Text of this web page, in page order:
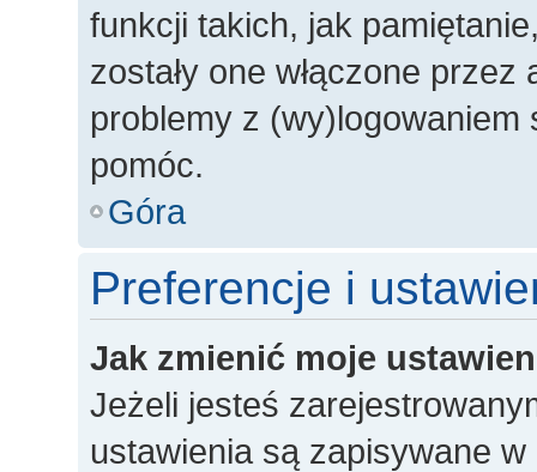
funkcji takich, jak
zostały one włączone
problemy z
pomóc.
Góra
Preferencje i
Jak zmienić moje
Jeżeli jesteś
ustawienia są zapisywane